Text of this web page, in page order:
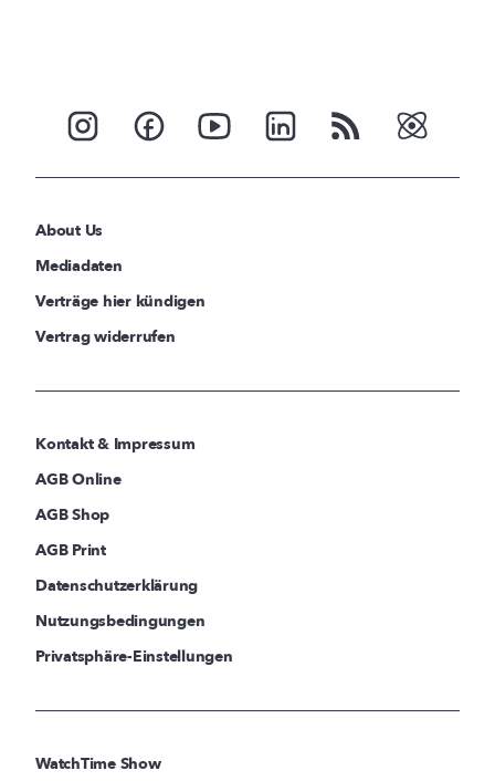
About Us
Mediadaten
Verträge hier kündigen
Vertrag widerrufen
Kontakt & Impressum
AGB Online
AGB Shop
AGB Print
Datenschutzerklärung
Nutzungsbedingungen
Privatsphäre-Einstellungen
WatchTime Show